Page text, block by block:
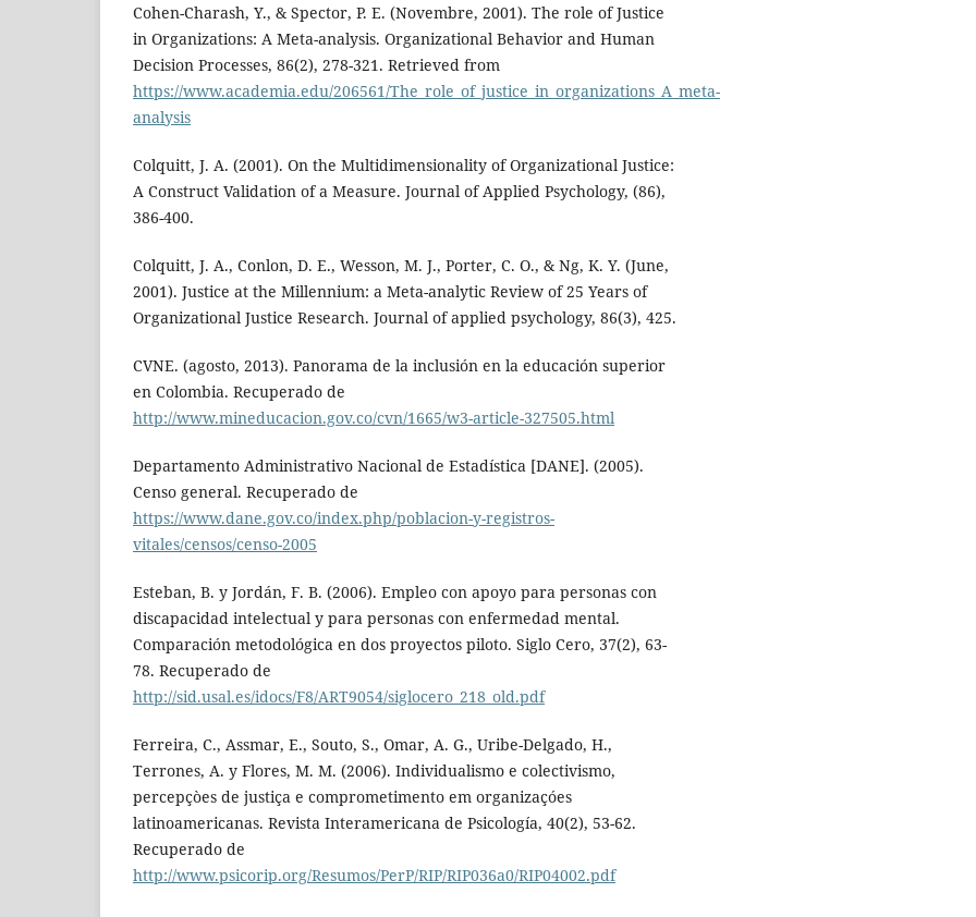
Cohen-Charash, Y., & Spector, P. E. (Novembre, 2001). The role of Justice
in Organizations: A Meta-analysis. Organizational Behavior and Human
Decision Processes, 86(2), 278-321. Retrieved from
https://www.academia.edu/206561/The_role_of_justice_in_organizations_A_meta-
analysis
Colquitt, J. A. (2001). On the Multidimensionality of Organizational Justice:
A Construct Validation of a Measure. Journal of Applied Psychology, (86),
386-400.
Colquitt, J. A., Conlon, D. E., Wesson, M. J., Porter, C. O., & Ng, K. Y. (June,
2001). Justice at the Millennium: a Meta-analytic Review of 25 Years of
Organizational Justice Research. Journal of applied psychology, 86(3), 425.
CVNE. (agosto, 2013). Panorama de la inclusión en la educación superior
en Colombia. Recuperado de
http://www.mineducacion.gov.co/cvn/1665/w3-article-327505.html
Departamento Administrativo Nacional de Estadística [DANE]. (2005).
Censo general. Recuperado de
https://www.dane.gov.co/index.php/poblacion-y-registros-
vitales/censos/censo-2005
Esteban, B. y Jordán, F. B. (2006). Empleo con apoyo para personas con
discapacidad intelectual y para personas con enfermedad mental.
Comparación metodológica en dos proyectos piloto. Siglo Cero, 37(2), 63-
78. Recuperado de
http://sid.usal.es/idocs/F8/ART9054/siglocero_218_old.pdf
Ferreira, C., Assmar, E., Souto, S., Omar, A. G., Uribe-Delgado, H.,
Terrones, A. y Flores, M. M. (2006). Individualismo e colectivismo,
percepçòes de justiça e comprometimento em organizaçóes
latinoamericanas. Revista Interamericana de Psicología, 40(2), 53-62.
Recuperado de
http://www.psicorip.org/Resumos/PerP/RIP/RIP036a0/RIP04002.pdf